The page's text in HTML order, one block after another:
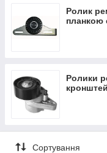
Ролик
планкою
Ролики
Сортування